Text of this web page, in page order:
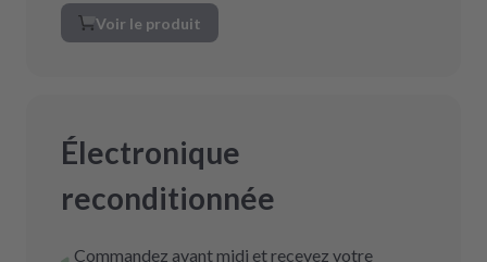
Voir le produit
Électronique
reconditionnée
Commandez avant midi et recevez votre